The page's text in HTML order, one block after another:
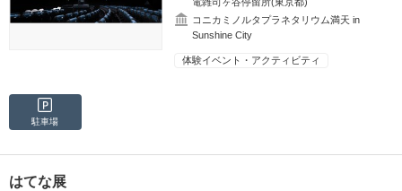
電雑司ヶ谷停留所(東京都)
コニカミノルタプラネタリウム満天 in
Sunshine City
体験イベント・アクティビティ
駐車場
はてな展